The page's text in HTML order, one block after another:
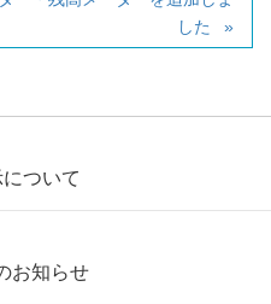
した
ついて
お知らせ